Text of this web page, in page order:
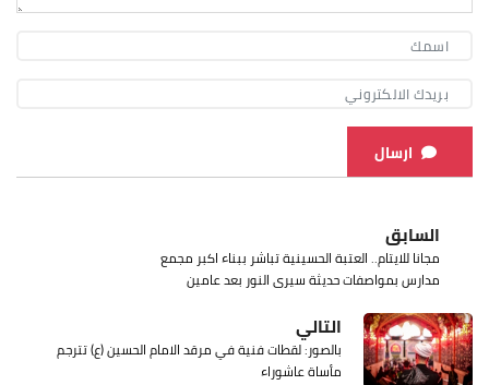
ارسال
السابق
مجانا للايتام.. العتبة الحسينية تباشر ببناء اكبر مجمع
مدارس بمواصفات حديثة سيرى النور بعد عامين
التالي
بالصور: لقطات فنية في مرقد الامام الحسين (ع) تترجم
مأساة عاشوراء